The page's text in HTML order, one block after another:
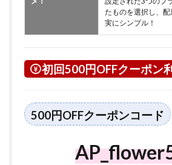
たものを選択し、配
実にシンプル！
初回500円OFFクーポン
500円OFFクーポンコード